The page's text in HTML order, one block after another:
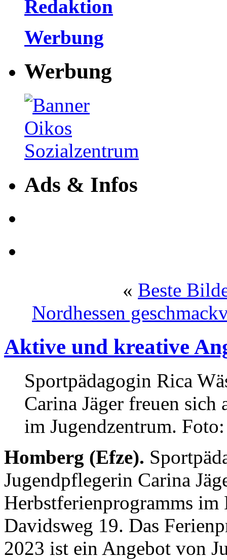
Redaktion
Werbung
Werbung
Ads & Infos
« Beste
Nordhessen
Aktive und kreative
Sportpädagogin Rica
Carina Jäger freuen
im Jugendzentrum.
Homberg (Efze).
Jugendpflegerin Carina
Herbstferienprogramms
Davidsweg 19. Das
2023 ist ein Angebot von